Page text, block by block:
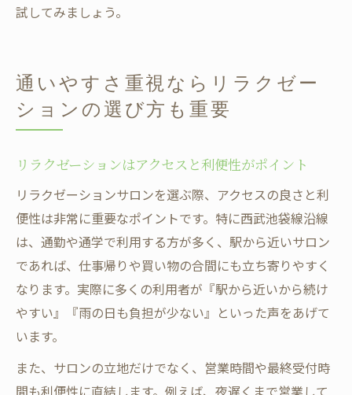
試してみましょう。
通いやすさ重視ならリラクゼー
ションの選び方も重要
リラクゼーションはアクセスと利便性がポイント
リラクゼーションサロンを選ぶ際、アクセスの良さと利
便性は非常に重要なポイントです。特に西武池袋線沿線
は、通勤や通学で利用する方が多く、駅から近いサロン
であれば、仕事帰りや買い物の合間にも立ち寄りやすく
なります。実際に多くの利用者が『駅から近いから続け
やすい』『雨の日も負担が少ない』といった声をあげて
います。
また、サロンの立地だけでなく、営業時間や最終受付時
間も利便性に直結します。例えば、夜遅くまで営業して